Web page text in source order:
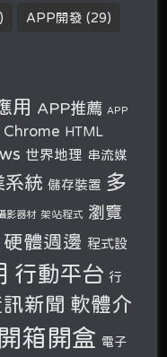
APP開發 (29)
用 APP推薦 APP
Chrome HTML
世界地理 串流媒
系統 儲存裝置 多
影器材 架站程式
瀏覽
硬體週邊 程式設
行動平台 行
訊新聞 軟體介
開箱開盒 電子